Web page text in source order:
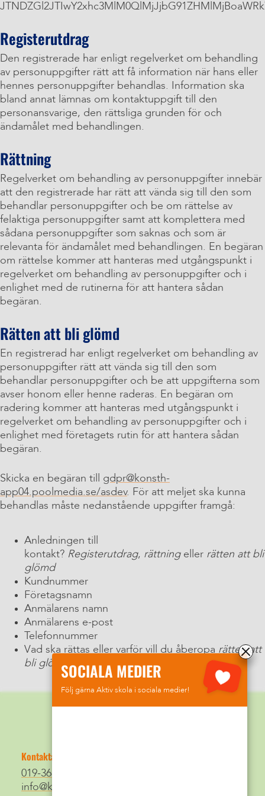
Registerutdrag
Den registrerade har enligt regelverket om behandling
av personuppgifter rätt att få information när hans eller
hennes personuppgifter behandlas. Information ska
bland annat lämnas om kontaktuppgift till den
personansvarige, den rättsliga grunden för och
ändamålet med behandlingen.
Rättning
Regelverket om behandling av personuppgifter innebär
att den registrerade har rätt att vända sig till den som
behandlar personuppgifter och be om rättelse av
felaktiga personuppgifter samt att komplettera med
sådana personuppgifter som saknas och som är
relevanta för ändamålet med behandlingen. En begäran
om rättelse kommer att hanteras med utgångspunkt i
regelverket om behandling av personuppgifter och i
enlighet med de rutinerna för att hantera sådan
begäran.
Rätten att bli glömd
En registrerad har enligt regelverket om behandling av
personuppgifter rätt att vända sig till den som
behandlar personuppgifter och be att uppgifterna som
avser honom eller henne raderas. En begäran om
radering kommer att hanteras med utgångspunkt i
regelverket om behandling av personuppgifter och i
enlighet med företagets rutin för att hantera sådan
begäran.
Skicka en begäran till gdpr@konsth-
app04.poolmedia.se/asdev. För att meljet ska kunna
behandlas måste nedanstående uppgifter framgå:
Anledningen till
kontakt? Registerutdrag, rättning eller rätten att bli
glömd
Kundnummer
Företagsnamn
Anmälarens namn
Anmälarens e-post
Telefonnummer
Vad ska rättas eller varför vill du åberopa rätten att
bli glömd ?
Kontakta oss
019-368 07 50
info@konsth-app04.poolmedia.se/asdev
SOCIALA MEDIER
Följ gärna Aktiv skola i sociala medier!